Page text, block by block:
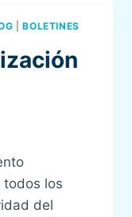
|BOLETINES
los
del